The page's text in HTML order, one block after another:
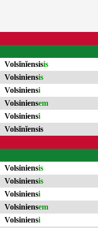
Volsĭnĭensisis
Volsiniensis
Volsiniensi
Volsiniensem
Volsiniensi
Volsĭnĭensis
Volsiniensis
Volsiniensis
Volsiniensi
Volsiniensem
Volsiniensi